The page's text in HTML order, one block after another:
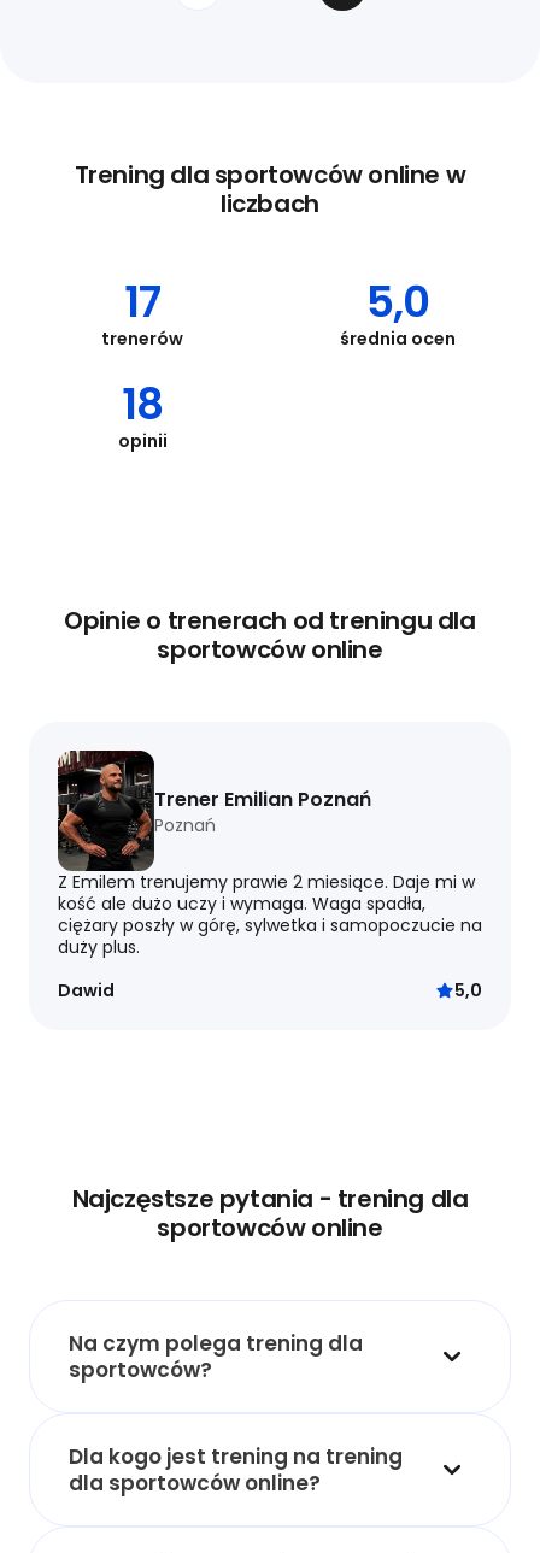
Trening dla sportowców online w
liczbach
17
trenerów
5,0
średnia ocen
18
opinii
Opinie o trenerach od treningu dla
sportowców online
Trener Emilian Poznań
Poznań
Z Emilem trenujemy prawie 2 miesiące. Daje mi w
kość ale dużo uczy i wymaga. Waga spadła,
ciężary poszły w górę, sylwetka i samopoczucie na
duży plus.
Dawid
5,0
Najczęstsze pytania - trening dla
sportowców online
Na czym polega trening dla
sportowców?
Dla kogo jest trening na trening
dla sportowców online?